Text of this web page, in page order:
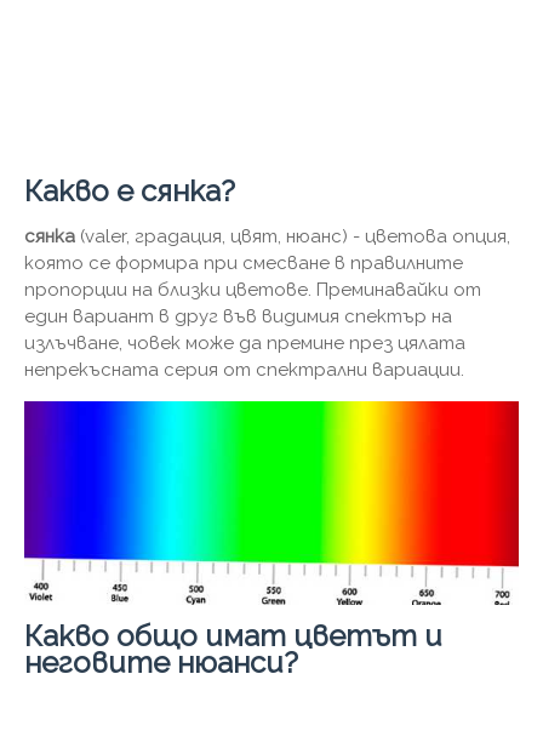
Какво е сянка?
сянка (valer, градация, цвят, нюанс) - цветова опция,
която се формира при смесване в правилните
пропорции на близки цветове. Преминавайки от
един вариант в друг във видимия спектър на
излъчване, човек може да премине през цялата
непрекъсната серия от спектрални вариации.
Какво общо имат цветът и
неговите нюанси?